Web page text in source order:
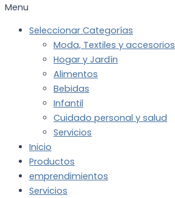
Menu
Seleccionar Categorías
Moda, Textiles y accesorios
Hogar y Jardín
Alimentos
Bebidas
Infantil
Cuidado personal y salud
Servicios
Inicio
Productos
emprendimientos
Servicios